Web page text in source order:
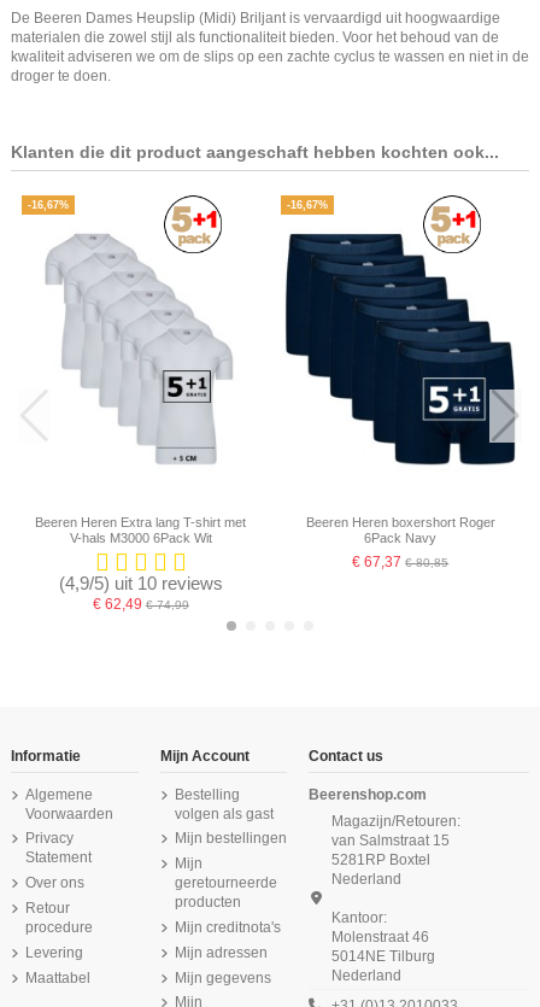
De Beeren Dames Heupslip (Midi) Briljant is vervaardigd uit hoogwaardige
materialen die zowel stijl als functionaliteit bieden. Voor het behoud van de
kwaliteit adviseren we om de slips op een zachte cyclus te wassen en niet in de
droger te doen.
Klanten die dit product aangeschaft hebben kochten ook...
-16,67%
Beeren Heren Extra lang T-shirt met
V-hals M3000 6Pack Wit
(4,9/5) uit 10 reviews
€ 62,49€ 74,99
-16,67%
Beeren Heren boxershort Roger
6Pack Navy
€ 67,37€ 80,85
Beeren Dames tailleslip Julia 6Pack
Product is beschikbaar met verschillende opties
Beeren Dames Panty Softly 2Pack
Zwart
Beeren Dames slip Midi Comfort
Feeling 2Pack Zwart
Beeren Dames Maxi Slip Period
Regular Flow Sara Zwart
Beeren Dames Top Elegance 6Pack
Beeren Dames heupslip Julia 2Pack
Wit
Beeren Dames slip Midi Comfort
Feeling 6Pack Zwart
Beeren Green Comfort M181 dames
hemd zwart
Informatie
Algemene
Voorwaarden
Privacy
Statement
Over ons
Retour
procedure
Levering
Maattabel
Mijn Account
Bestelling
volgen als gast
Mijn bestellingen
Mijn
geretourneerde
producten
Mijn creditnota's
Mijn adressen
Mijn gegevens
Mijn
Contact us
Beerenshop.com
Magazijn/Retouren:
van Salmstraat 15
5281RP Boxtel
Nederland
Kantoor:
Molenstraat 46
5014NE Tilburg
Nederland